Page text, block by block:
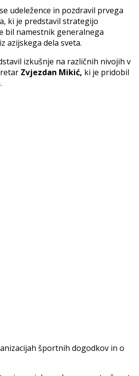
udeležence in pozdravil prvega
ki je predstavil strategijo
bil namestnik generalnega
azijskega dela sveta.
izkušnje na različnih nivojih v
Zvjezdan Mikić, ki je pridobil
športnih dogodkov in o